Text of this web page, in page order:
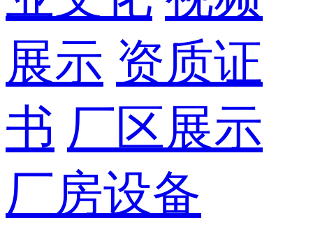
展示 资质证
书 厂区展示
厂房设备